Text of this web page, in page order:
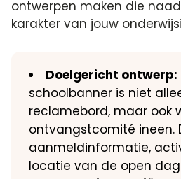
ontwerpen maken die
karakter van jouw
Doelgericht ontwerp:
schoolbanner is niet
reclamebord, maar ook
ontvangstcomité ineen.
aanmeldinformatie,
locatie van de open